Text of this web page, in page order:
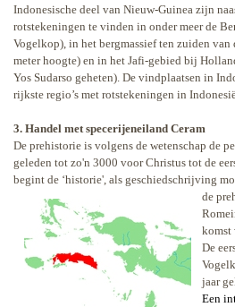
Indonesische deel van Nieuw-Guinea zijn
rotstekeningen te vinden in onder meer de
Vogelkop), in het bergmassief ten zuiden
meter hoogte) en in het Jafi-gebied bij
Yos Sudarso geheten). De vindplaatsen in
rijkste regio’s met rotstekeningen in
3. Handel met specerijeneiland Ceram
De prehistorie is volgens de wetenschap de
geleden tot zo'n 3000 voor Christus tot de
begint de ‘historie', als geschiedschrijving
de
komst
De
jaar
Een